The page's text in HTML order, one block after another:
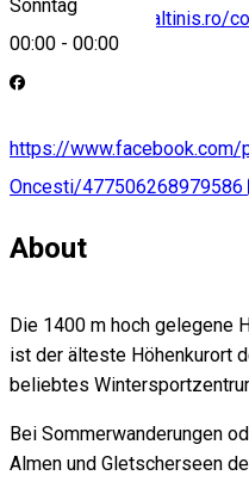
Sonntag
00:00 - 00:00
http://telescaunpaltinis.ro/
https://
Oncesti/477506268979586
About
Die 1400 m hoch gelegene
ist der älteste Höhenkurort
beliebtes
Bei Sommerwanderungen
Almen und Gletscherseen